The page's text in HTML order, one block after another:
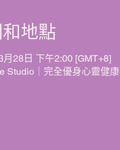
地點
月28日 下午2:00 [GMT+8]
Studio｜完全優身心靈健